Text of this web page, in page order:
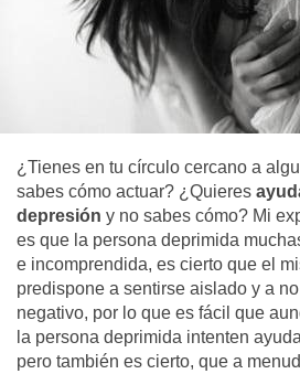
¿Tienes en tu círculo cercano a
sabes cómo actuar? ¿Quieres
depresión y no sabes cómo? Mi
es que la persona deprimida
e incomprendida, es cierto que el
predispone a sentirse aislado y a
negativo, por lo que es fácil que
la persona deprimida intenten
pero también es cierto, que a